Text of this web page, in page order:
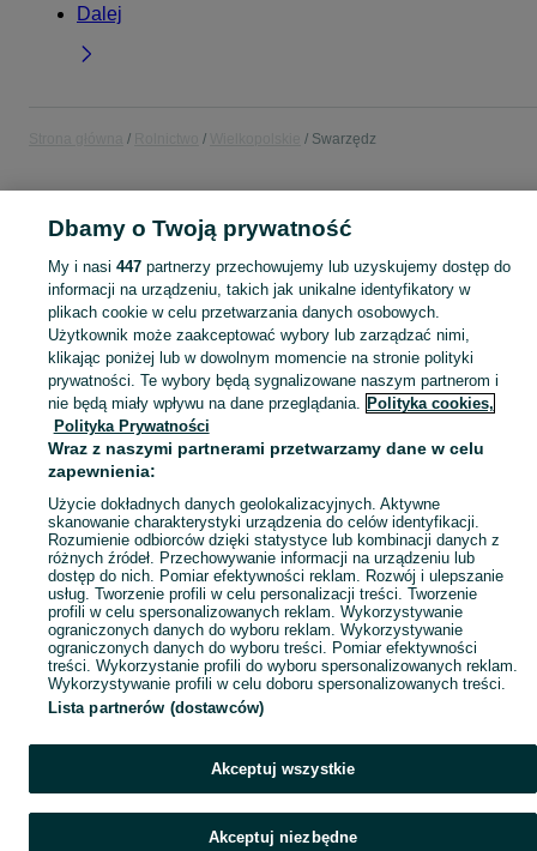
Dalej
Swarzędz
KATEGORIA
Sprzedaż artykułów rolniczych Swarzędz ▶️ maszyny rolnicze, produkty rolne i inne ✅ Nowe i używane w dobrych cenach ✌ Znajdź oferty na OLX.pl! Zobacz
Mapa kategorii
Mapa miejscowości
Mapa ministron
Popularne wyszukiwania
Dbamy o Twoją prywatność
My i nasi 447partnerzy przechowujemy lub uzyskujemy dostęp do
informacji na urządzeniu, takich jak unikalne identyfikatory w
plikach cookie w celu przetwarzania danych osobowych.
Użytkownik może zaakceptować wybory lub zarządzać nimi,
klikając poniżej lub w dowolnym momencie na stronie polityki
prywatności. Te wybory będą sygnalizowane naszym partnerom i
nie będą miały wpływu na dane przeglądania. Polityka cookies,
Polityka Prywatności
Wraz z naszymi partnerami przetwarzamy dane w celu
zapewnienia:
Użycie dokładnych danych geolokalizacyjnych. Aktywne
skanowanie charakterystyki urządzenia do celów identyfikacji.
Rozumienie odbiorców dzięki statystyce lub kombinacji danych z
różnych źródeł. Przechowywanie informacji na urządzeniu lub
dostęp do nich. Pomiar efektywności reklam. Rozwój i ulepszanie
usług. Tworzenie profili w celu personalizacji treści. Tworzenie
profili w celu spersonalizowanych reklam. Wykorzystywanie
ograniczonych danych do wyboru reklam. Wykorzystywanie
ograniczonych danych do wyboru treści. Pomiar efektywności
treści. Wykorzystanie profili do wyboru spersonalizowanych reklam.
Wykorzystywanie profili w celu doboru spersonalizowanych treści.
Lista partnerów (dostawców)
Akceptuj wszystkie
Akceptuj niezbędne